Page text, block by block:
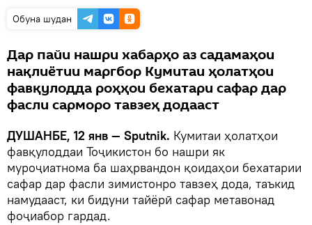
Обуна шудан
Дар пайи нашри хабарҳо аз садамаҳои
нақлиётии маргбор Кумитаи ҳолатҳои
фавқулодда роҳҳои бехатари сафар дар
фасли сарморо тавзеҳ додааст
ДУШАНБЕ, 12 янв — Sputnik. Кумитаи ҳолатҳои
фавқулоддаи Тоҷикистон бо нашри як
муроҷиатнома ба шаҳрвандон қоидаҳои бехатарии
сафар дар фасли зимистонро тавзеҳ дода, таъкид
намудааст, ки бидуни тайёрӣ сафар метавонад
фоҷиабор гардад.